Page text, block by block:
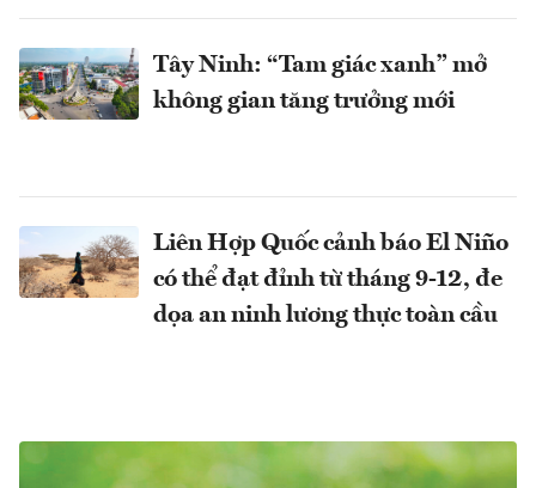
Tây Ninh: “Tam giác xanh” mở
không gian tăng trưởng mới
Liên Hợp Quốc cảnh báo El Niño
có thể đạt đỉnh từ tháng 9-12, đe
dọa an ninh lương thực toàn cầu